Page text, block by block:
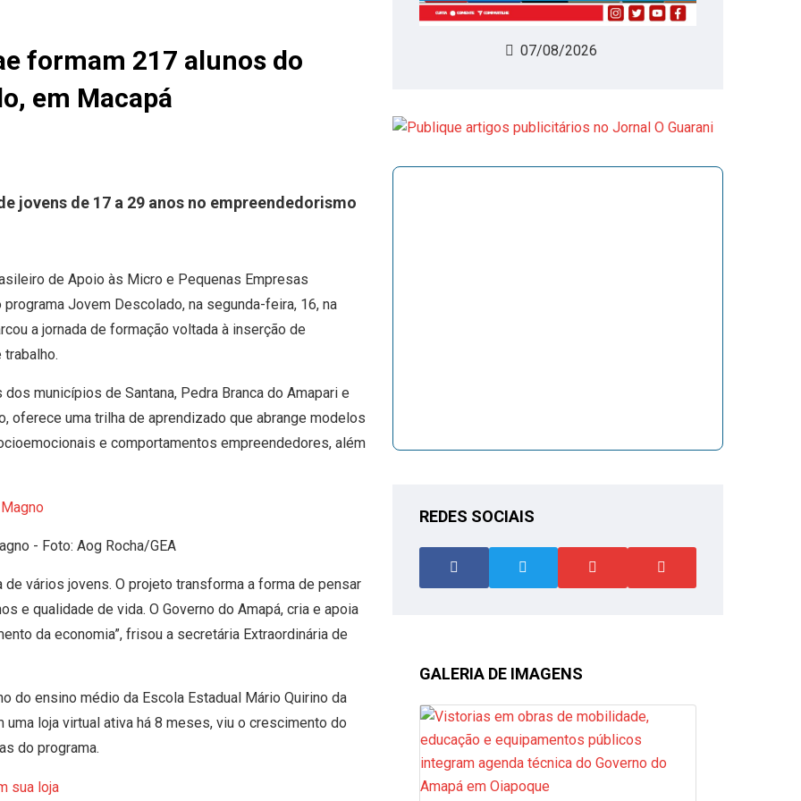
formam 217 alunos do
em Macapá
jovens de 17 a 29 anos no empreendedorismo
de Apoio às Micro e Pequenas Empresas
Jovem Descolado, na segunda-feira, 16, na
a jornada de formação voltada à inserção de
municípios de Santana, Pedra Branca do Amapari e
oferece uma trilha de aprendizado que abrange modelos
e comportamentos empreendedores, além
- Foto: Aog Rocha/GEA
vários jovens. O projeto transforma a forma de pensar
e qualidade de vida. O Governo do Amapá, cria e apoia
da economia”, frisou a secretária Extraordinária de
do ensino médio da Escola Estadual Mário Quirino da
loja virtual ativa há 8 meses, viu o crescimento do
do programa.
07/08/2026
REDES SOCIAIS
GALERIA DE IMAGENS